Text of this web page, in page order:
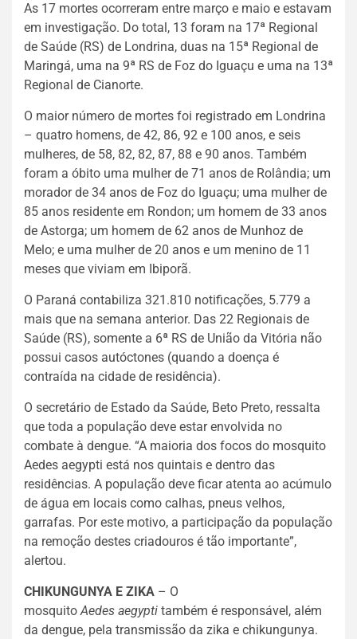
As 17 mortes ocorreram entre março e maio e estavam
em investigação. Do total, 13 foram na 17ª Regional
de Saúde (RS) de Londrina, duas na 15ª Regional de
Maringá, uma na 9ª RS de Foz do Iguaçu e uma na 13ª
Regional de Cianorte.
O maior número de mortes foi registrado em Londrina
– quatro homens, de 42, 86, 92 e 100 anos, e seis
mulheres, de 58, 82, 82, 87, 88 e 90 anos. Também
foram a óbito uma mulher de 71 anos de Rolândia; um
morador de 34 anos de Foz do Iguaçu; uma mulher de
85 anos residente em Rondon; um homem de 33 anos
de Astorga; um homem de 62 anos de Munhoz de
Melo; e uma mulher de 20 anos e um menino de 11
meses que viviam em Ibiporã.
O Paraná contabiliza 321.810 notificações, 5.779 a
mais que na semana anterior. Das 22 Regionais de
Saúde (RS), somente a 6ª RS de União da Vitória não
possui casos autóctones (quando a doença é
contraída na cidade de residência).
O secretário de Estado da Saúde, Beto Preto, ressalta
que toda a população deve estar envolvida no
combate à dengue. “A maioria dos focos do mosquito
Aedes aegypti está nos quintais e dentro das
residências. A população deve ficar atenta ao acúmulo
de água em locais como calhas, pneus velhos,
garrafas. Por este motivo, a participação da população
na remoção destes criadouros é tão importante”,
alertou.
CHIKUNGUNYA E ZIKA – O
mosquitoAedes aegypti também é responsável, além
da dengue, pela transmissão da zika e chikungunya.